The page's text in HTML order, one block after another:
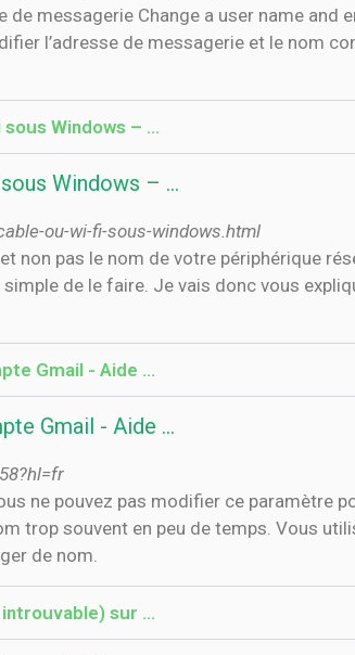
de messagerie Change a user name
l’adresse de messagerie et le nom
Windows – …
Windows – …
ou-wi-fi-sous-windows.html
non pas le nom de votre périphérique
de le faire. Je vais donc vous
Gmail - Aide …
Gmail - Aide …
ne pouvez pas modifier ce paramètre
trop souvent en peu de temps. Vous
de nom.
sur …